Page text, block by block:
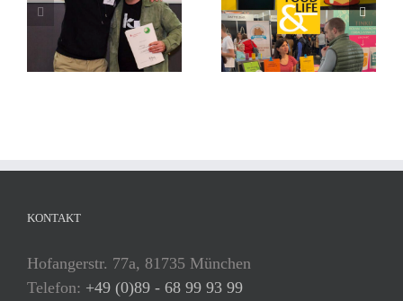
KONTAKT
Hofangerstr. 77a, 81735 München
Telefon: +49 (0)89 - 68 99 93 99